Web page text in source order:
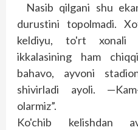
Nasib qilgani shu
durustini topolmadi.
keldiyu, to'rt xonali
ikkalasining ham
bahavo, ayvoni
shivirladi ayoli.
olarmiz”.
Ko'chib kelishdan